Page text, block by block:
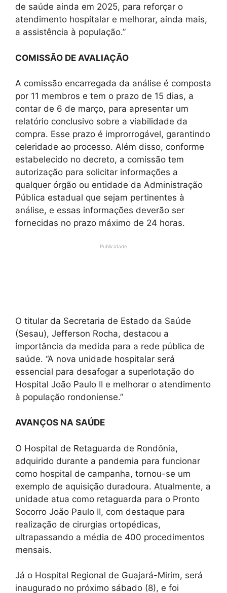
de saúde ainda em 2025, para reforçar o
atendimento hospitalar e melhorar, ainda mais,
a assistência à população.”
COMISSÃO DE AVALIAÇÃO
A comissão encarregada da análise é composta
por 11 membros e tem o prazo de 15 dias, a
contar de 6 de março, para apresentar um
relatório conclusivo sobre a viabilidade da
compra. Esse prazo é improrrogável, garantindo
celeridade ao processo. Além disso, conforme
estabelecido no decreto, a comissão tem
autorização para solicitar informações a
qualquer órgão ou entidade da Administração
Pública estadual que sejam pertinentes à
análise, e essas informações deverão ser
fornecidas no prazo máximo de 24 horas.
Publicidade
O titular da Secretaria de Estado da Saúde
(Sesau), Jefferson Rocha, destacou a
importância da medida para a rede pública de
saúde. “A nova unidade hospitalar será
essencial para desafogar a superlotação do
Hospital João Paulo II e melhorar o atendimento
à população rondoniense.”
AVANÇOS NA SAÚDE
O Hospital de Retaguarda de Rondônia,
adquirido durante a pandemia para funcionar
como hospital de campanha, tornou-se um
exemplo de aquisição duradoura. Atualmente, a
unidade atua como retaguarda para o Pronto
Socorro João Paulo II, com destaque para
realização de cirurgias ortopédicas,
ultrapassando a média de 400 procedimentos
mensais.
Já o Hospital Regional de Guajará-Mirim, será
inaugurado no próximo sábado (8), e foi